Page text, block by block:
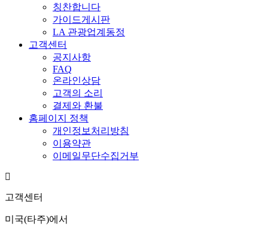
칭찬합니다
가이드게시판
LA 관광업계동정
고객센터
공지사항
FAQ
온라인상담
고객의 소리
결제와 환불
홈페이지 정책
개인정보처리방침
이용약관
이메일무단수집거부
고객센터
미국(타주)에서